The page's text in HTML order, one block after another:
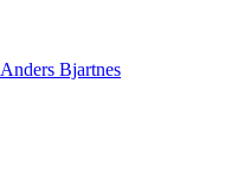
Anders Bjartnes